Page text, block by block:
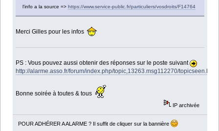
l'info a la source =>https://www.service-public.fr/particuliers/vosdroits/F14764
Merci Gilles pour les infos
PS : Vous pouvez aussi obtenir des réponses sur le poste suivant
http://alarme.asso.fr/forum/index.php/topic,13263.msg112270/
Bonne soirée à toutes & tous
IP archivée
POUR ADHÉRER A ALARME ? Il suffit de cliquer sur la bannière